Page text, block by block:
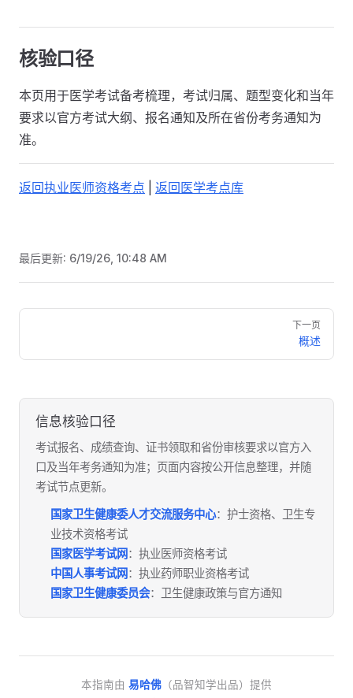
核验口径
本页用于医学考试备考梳理，考试归属、题型变化和当年
要求以官方考试大纲、报名通知及所在省份考务通知为
准。
返回执业医师资格考点 返回医学考点库
最后更新: 6/19/26, 10:48 AM
Pager
下一页
概述
信息核验口径
考试报名、成绩查询、证书领取和省份审核要求以官方入
口及当年考务通知为准；页面内容按公开信息整理，并随
考试节点更新。
国家卫生健康委人才交流服务中心：护士资格、卫生专
业技术资格考试
国家医学考试网 ：执业医师资格考试
中国人事考试网 ：执业药师职业资格考试
国家卫生健康委员会：卫生健康政策与官方通知
本指南由 易哈佛 （品智知学出品）提供